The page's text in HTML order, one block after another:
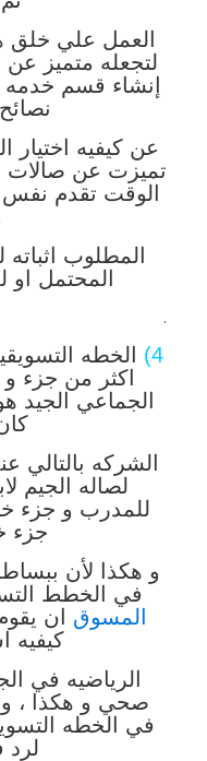
العمل علي
لتجعله متميز عن
إنشاء قسم خدمه
عن كيفيه اختيار
تميزت عن صالات
الوقت تقدم
المطلوب
المحتمل
.
4)
الخطه
اكثر من جزء
الجماعي الجيد
الشركه بالتالي
لصاله الجيم
للمدرب و جزء
جزء
و هكذا لأن
في الخطط
المسوق ان
كيفيه
الرياضيه في
صحي و هكذا ، و
في الخطه
لرد